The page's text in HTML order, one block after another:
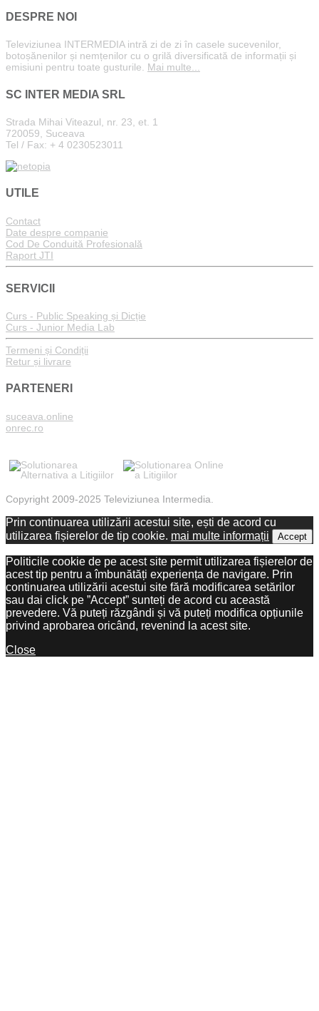
DESPRE NOI
Televiziunea INTERMEDIA intră zi de zi în casele sucevenilor,
botoșănenilor și nemțenilor cu o grilă diversificată de informații și
emisiuni pentru toate gusturile. Mai multe...
SC INTER MEDIA SRL
Strada Mihai Viteazul, nr. 23, et. 1
720059, Suceava
Tel / Fax: + 4 0230523011
UTILE
Contact
Date despre companie
Cod De Conduită Profesională
Raport JTI
SERVICII
Curs - Public Speaking și Dicție
Curs - Junior Media Lab
Termeni și Condiții
Retur și livrare
PARTENERI
suceava.online
onrec.ro
Copyright 2009-2025 Televiziunea Intermedia.
Prin continuarea utilizării acestui site, ești de acord cu
utilizarea fișierelor de tip cookie. mai multe informații Accept
Politicile cookie de pe acest site permit utilizarea fișierelor de
acest tip pentru a îmbunătăți experiența de navigare. Prin
continuarea utilizării acestui site fără modificarea setărilor
sau dai click pe ”Accept” sunteți de acord cu această
prevedere. Vă puteți răzgândi și vă puteți modifica opțiunile
privind aprobarea oricând, revenind la acest site.
Close